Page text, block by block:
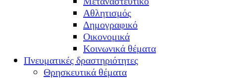
Αθλητισμός
Δημογραφικό
Οικονομικά
Κοινωνικά θέματα
Πνευματικές δραστηριότητες
Θρησκευτικά θέματα